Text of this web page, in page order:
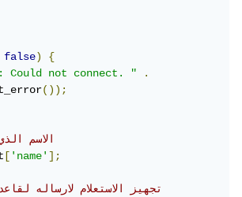
false)
{
Could not connect. "
.
());
// الاسم
['name'];
// تجهيز الاستعلام لارساله